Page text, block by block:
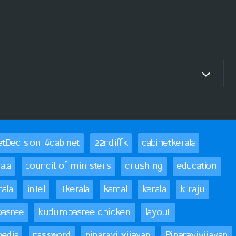
#cabinet 22ndiffk
cabinetkerala
council of ministers crushing
education
intel itkerala kamal kerala
k raju
kudumbasree chicken
layout